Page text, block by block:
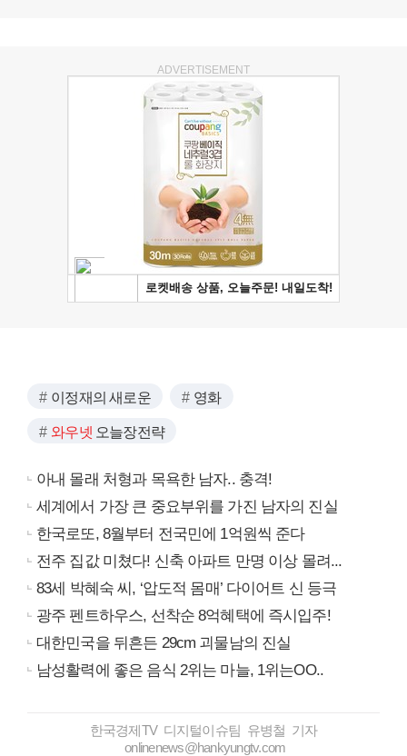
ADVERTISEMENT
이정재의 새로운 영화
와우넷 오늘장전략
아내 몰래 처형과 목욕한 남자.. 충격!
세계에서 가장 큰 중요부위를 가진 남자의 진실
한국로또, 8월부터 전국민에 1억원씩 준다
전주 집값 미쳤다! 신축 아파트 만명 이상 몰려...
83세 박혜숙 씨, ‘압도적 몸매’ 다이어트 신 등극
광주 펜트하우스, 선착순 8억혜택에 즉시입주!
대한민국을 뒤흔든 29cm 괴물남의 진실
남성활력에 좋은 음식 2위는 마늘, 1위는OO..
한국경제TV 디지털이슈팀 유병철 기자
onlinenews@hankyungtv.com